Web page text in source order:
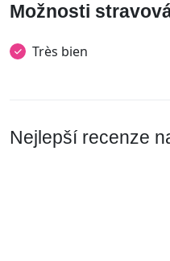
Možnosti
Très bien
Nejlepší recenze